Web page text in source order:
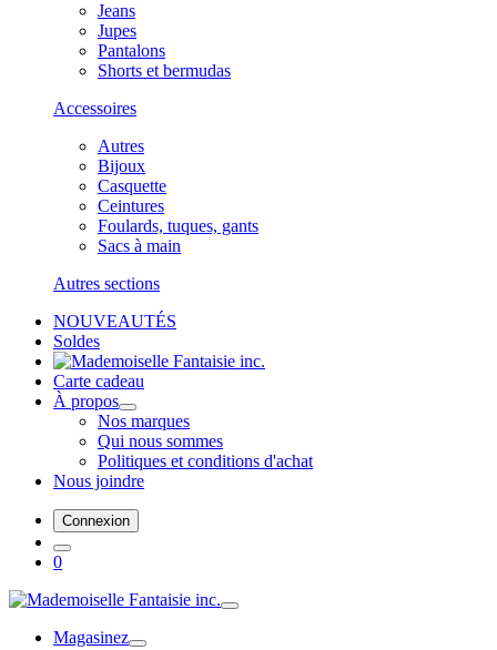
Jeans
Jupes
Pantalons
Shorts et bermudas
Accessoires
Autres
Bijoux
Casquette
Ceintures
Foulards, tuques, gants
Sacs à main
Autres sections
NOUVEAUTÉS
Soldes
Carte cadeau
À propos
Nos marques
Qui nous sommes
Politiques et conditions d'achat
Nous joindre
Connexion
0
Magasinez